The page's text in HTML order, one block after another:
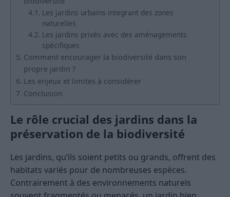
Les jardins urbains integrant des zones
naturelles
Les jardins privés avec des aménagements
spécifiques
Comment encourager la biodiversité dans son
propre jardin ?
Les enjeux et limites à considérer
Conclusion
Le rôle crucial des jardins dans la
préservation de la biodiversité
Les jardins, qu’ils soient petits ou grands, offrent des
habitats variés pour de nombreuses espèces.
Contrairement à des environnements naturels